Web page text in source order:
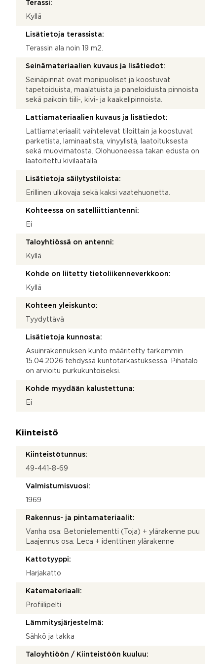
Terassi:
Kyllä
Lisätietoja terassista:
Terassin ala noin 19 m2.
Seinämateriaalien kuvaus ja lisätiedot:
Seinäpinnat ovat monipuoliset ja koostuvat
tapetoiduista, maalatuista ja paneloiduista pinnoista
sekä paikoin tiili-, kivi- ja kaakelipinnoista.
Lattiamateriaalien kuvaus ja lisätiedot:
Lattiamateriaalit vaihtelevat tiloittain ja koostuvat
parketista, laminaatista, vinyylistä, laatoituksesta
sekä muovimatosta. Olohuoneessa takan edusta on
laatoitettu kivilaatalla.
Lisätietoja säilytystiloista:
Erillinen ulkovaja sekä kaksi vaatehuonetta.
Kohteessa on satelliittiantenni:
Ei
Taloyhtiössä on antenni:
Kyllä
Kohde on liitetty tietoliikenneverkkoon:
Kyllä
Kohteen yleiskunto:
Tyydyttävä
Lisätietoja kunnosta:
Asuinrakennuksen kunto määritetty tarkemmin
15.04.2026 tehdyssä kuntotarkastuksessa. Pihatalo
on arvioitu purkukuntoiseksi.
Kohde myydään kalustettuna:
Ei
Kiinteistö
Kiinteistötunnus:
49-441-8-69
Valmistumisvuosi:
1969
Rakennus- ja pintamateriaalit:
Vanha osa: Betonielementti (Toja) + ylärakenne puu
Laajennus osa: Leca + identtinen ylärakenne
Kattotyyppi:
Harjakatto
Katemateriaali:
Profiilipelti
Lämmitysjärjestelmä:
Sähkö ja takka
Taloyhtiöön / Kiinteistöön kuuluu: